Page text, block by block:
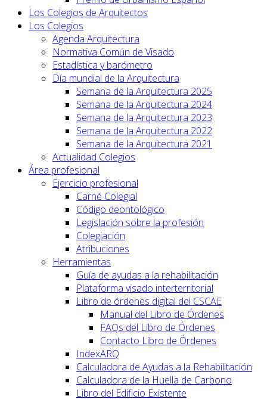
Los Colegios de Arquitectos
Los Colegios
Agenda Arquitectura
Normativa Común de Visado
Estadística y barómetro
Día mundial de la Arquitectura
Semana de la Arquitectura 2025
Semana de la Arquitectura 2024
Semana de la Arquitectura 2023
Semana de la Arquitectura 2022
Semana de la Arquitectura 2021
Actualidad Colegios
Área profesional
Ejercicio profesional
Carné Colegial
Código deontológico
Legislación sobre la profesión
Colegiación
Atribuciones
Herramientas
Guía de ayudas a la rehabilitación
Plataforma visado interterritorial
Libro de órdenes digital del CSCAE
Manual del Libro de Órdenes
FAQs del Libro de Órdenes
Contacto Libro de Órdenes
IndexARQ
Calculadora de Ayudas a la Rehabilitación
Calculadora de la Huella de Carbono
Libro del Edificio Existente